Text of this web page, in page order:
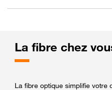
La fibre chez
La fibre optique simplifie votre